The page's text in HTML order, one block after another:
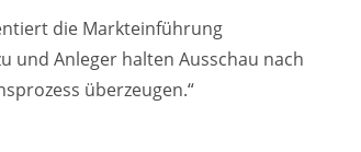
die Markteinführung
und Anleger halten Ausschau nach
überzeugen.“